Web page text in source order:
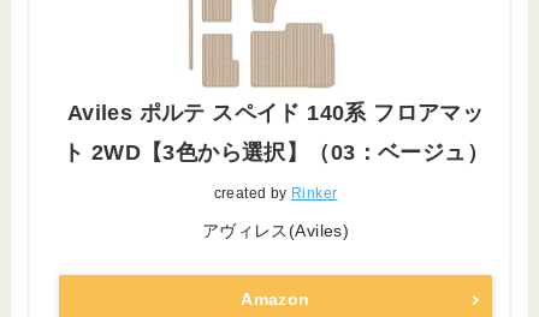
Aviles ポルテ スペイド 140系 フロアマッ
ト 2WD【3色から選択】（03：ベージュ）
created by Rinker
アヴィレス(Aviles)
Amazon